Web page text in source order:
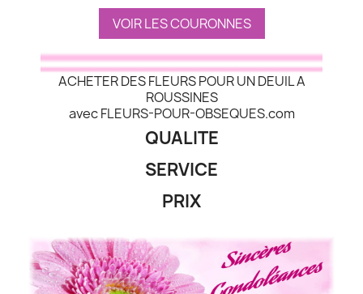
VOIR LES COURONNES
ACHETER DES FLEURS POUR UN DEUIL A
ROUSSINES
avec FLEURS-POUR-OBSEQUES.com
QUALITE
SERVICE
PRIX